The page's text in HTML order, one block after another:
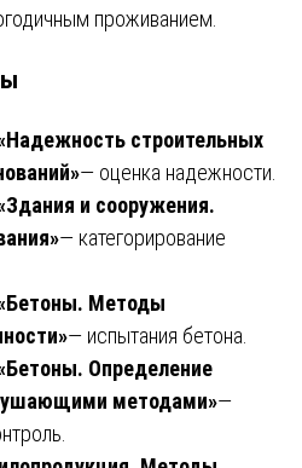
проживанием.
строительных
— оценка надежности.
и сооружения.
— категорирование
Методы
— испытания бетона.
Определение
методами»—